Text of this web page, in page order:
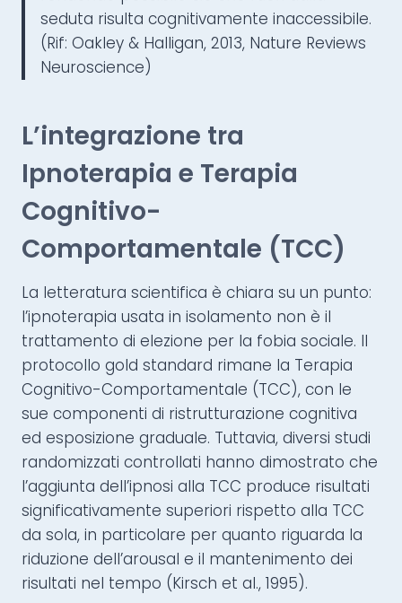
seduta risulta cognitivamente inaccessibile.
(Rif: Oakley & Halligan, 2013, Nature Reviews
Neuroscience)
L’integrazione tra
Ipnoterapia e Terapia
Cognitivo-
Comportamentale (TCC)
La letteratura scientifica è chiara su un punto:
l’ipnoterapia usata in isolamento non è il
trattamento di elezione per la fobia sociale. Il
protocollo gold standard rimane la Terapia
Cognitivo-Comportamentale (TCC), con le
sue componenti di ristrutturazione cognitiva
ed esposizione graduale. Tuttavia, diversi studi
randomizzati controllati hanno dimostrato che
l’aggiunta dell’ipnosi alla TCC produce risultati
significativamente superiori rispetto alla TCC
da sola, in particolare per quanto riguarda la
riduzione dell’arousal e il mantenimento dei
risultati nel tempo (Kirsch et al., 1995).